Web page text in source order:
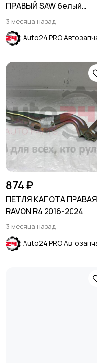
ПРАВЫЙ SAW белый
HYUNDAI SOLARIS 2020-
2024
3 месяца назад
874 ₽
ПЕТЛЯ КАПОТА ПРАВАЯ
RAVON R4 2016-2024
3 месяца назад